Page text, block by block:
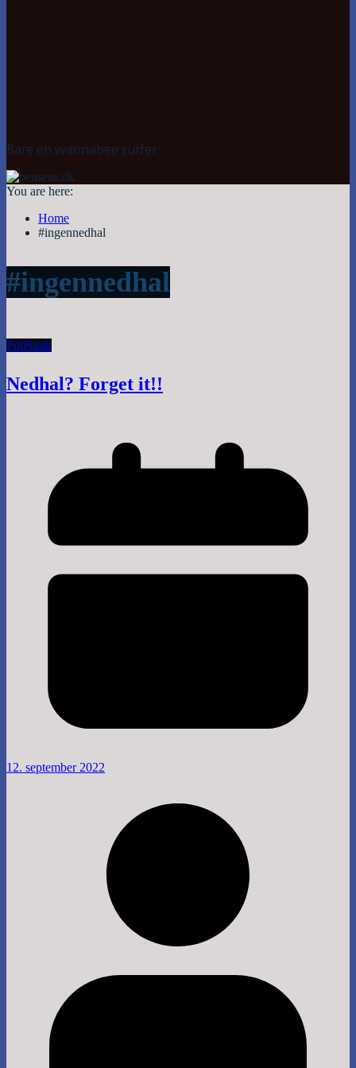
Bare en wannabee surfer
You are here:
Home
#ingennedhal
#ingennedhal
FoilSnak
Nedhal? Forget it!!
12. september 2022